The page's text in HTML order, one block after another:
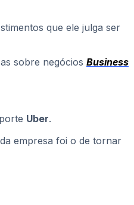
que ele julga ser
sobre negócios Business
Uber.
empresa foi o de tornar